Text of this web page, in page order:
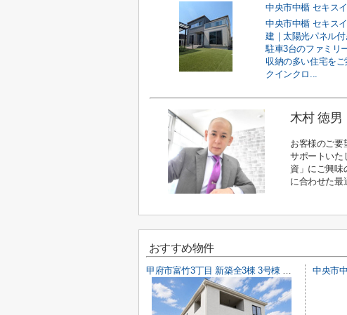
中央市中楯 セキス
建｜太陽光パネル付
駐車3台のファミリ
収納の多い住宅を
クインクロ...
木村 徳男
お客様のご要
サポートいた
資」にご興味
に合わせた最
おすすめ物件